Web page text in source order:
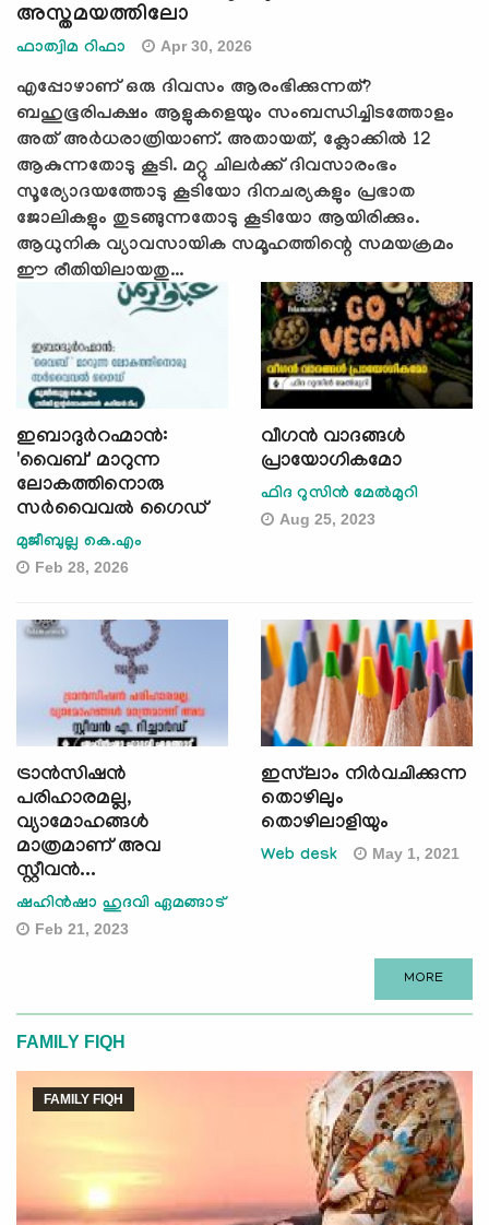
അസ്തമയത്തിലോ
ഫാത്വിമ റിഫാ Apr 30, 2026
എപ്പോഴാണ് ഒരു ദിവസം ആരംഭിക്കുന്നത്?
ബഹുഭൂരിപക്ഷം ആളുകളെയും സംബന്ധിച്ചിടത്തോളം
അത് അർധരാത്രിയാണ്. അതായത്, ക്ലോക്കിൽ 12
ആകുന്നതോടു കൂടി. മറ്റു ചിലര്‍ക്ക് ദിവസാരംഭം
സൂര്യോദയത്തോടു കൂടിയോ ദിനചര്യകളും പ്രഭാത
ജോലികളും തുടങ്ങുന്നതോടു കൂടിയോ ആയിരിക്കും.
ആധുനിക വ്യാവസായിക സമൂഹത്തിന്റെ സമയക്രമം
ഈ രീതിയിലായതു...
ഇബാദുർറഹ്മാൻ:
'വൈബ്' മാറുന്ന
ലോകത്തിനൊരു
സർവൈവൽ ഗൈഡ്
മുജീബുല്ല കെ.എം
Feb 28, 2026
വീഗൻ വാദങ്ങള്‍
പ്രായോഗികമോ
ഫിദ റുസിന്‍ മേല്‍മുറി
Aug 25, 2023
ട്രാന്‍സിഷന്‍
പരിഹാരമല്ല,
വ്യാമോഹങ്ങള്‍
മാത്രമാണ് അവ
സ്റ്റീവന്‍...
ഷഹിന്‍ഷാ ഹുദവി ഏമങ്ങാട്
Feb 21, 2023
ഇസ്‌ലാം നിര്‍വചിക്കുന്ന
തൊഴിലും
തൊഴിലാളിയും
Web desk May 1, 2021
MORE
FAMILY FIQH
FAMILY FIQH